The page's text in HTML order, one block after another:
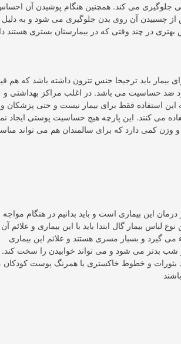
جلوگیری می کند. همچنین هنگام پوشیدن آن
از چسبیدن آن روی بدن جلوگیری می شود و به دلیل
بیمار باید ترجیحا جنس تترون داشته باشد که هم
ضد حساسیت می باشد. در اغلب مراکز بهداشتی و
این استفاده فقط برای بیمار نیست و حتی پزشکان و
می کنند. این پارچه هیچ حساسیت پوستی ایجاد
کمی دارد که برای سالمندان هم می تواند
این بیماری است و باید بدانیم در هنگام مواجه
بیمار گال ابتدا باید با این بیماری و علائم آن
می گیرد و بسیار مسری هستند و علائم این بیماری
بدتر می شود و می تواند خوابیدن را سخت کند.
و خطوط خاکستری یا همرنگ پوست کودکان